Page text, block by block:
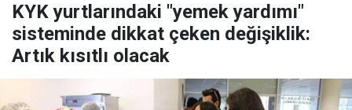
KYK yurtlarındaki "yemek yardımı"
sisteminde dikkat çeken değişiklik:
Artık kısıtlı olacak